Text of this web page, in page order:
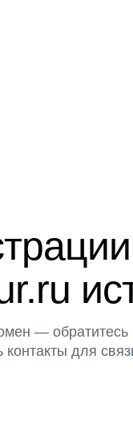
— обратитесь
для